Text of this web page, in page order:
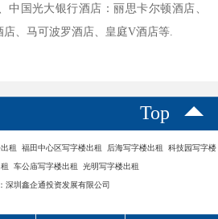
中国光大银行酒店：丽思卡尔顿酒店、
、马可波罗酒店、皇庭V酒店等.
Top
租 福田中心区写字楼出租 后海写字楼出租 科技园写字楼
车公庙写字楼出租 光明写字楼出租
深圳鑫企通投资发展有限公司